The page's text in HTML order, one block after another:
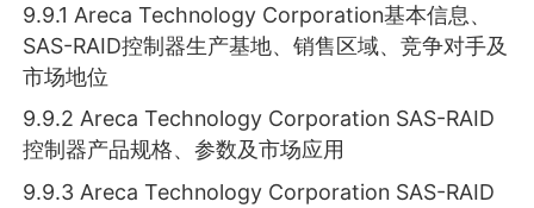
9.9.1 Areca Technology Corporation基本信息、
SAS-RAID控制器生产基地、销售区域、竞争对手及
市场地位
9.9.2 Areca Technology Corporation SAS-RAID
控制器产品规格、参数及市场应用
9.9.3 Areca Technology Corporation SAS-RAID